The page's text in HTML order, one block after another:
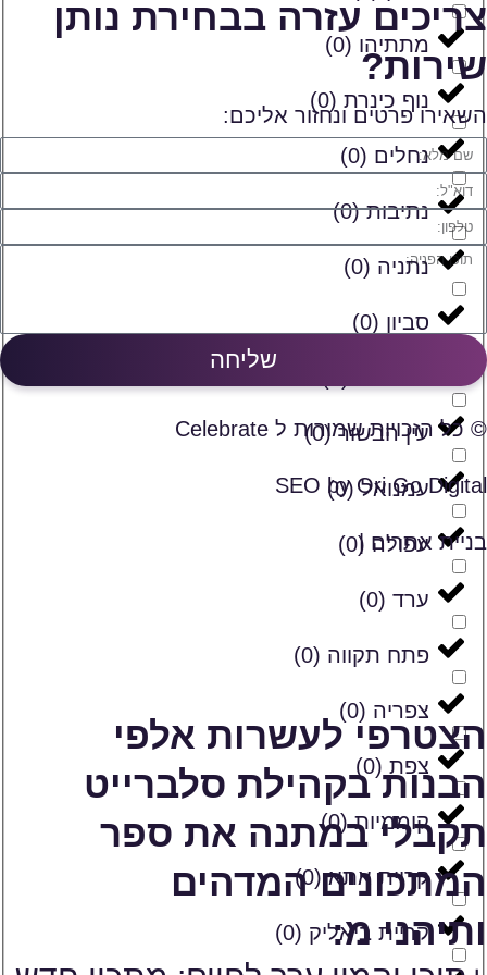
מתתיהו (
0
)
נוף כינרת (
0
)
נחלים (
0
)
נתיבות(
0
)
נתניה (
0
)
סביון (
0
)
עין הבשור(
0
)
עמנואל(
0
)
עפולה (
0
)
ערד (
0
)
פתח תקווה (
0
)
צפריה (
0
)
צפת (
0
)
קוממיות(
0
)
קריית אתא(
0
)
קריית ביאליק (
0
)
צריכים עזרה בבחירת נותן
שירות?
השאירו פרטים ונחזור אליכם:
שליחה
© כל הזכויות שמורות ל Celebrate
SEO by Ori Go Digital
בניית אתרים |
הצטרפי לעשרות אלפי
הבנות בקהילת סלברייט
תקבלי במתנה את ספר
המתכונים המדהים
ותיהני מ: